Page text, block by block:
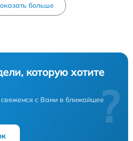
больше
которую хотите
свяжемся с Вами в ближайшее?